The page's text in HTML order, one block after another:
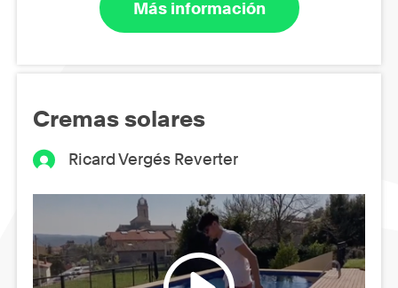
Más información
Cremas solares
Ricard Vergés Reverter